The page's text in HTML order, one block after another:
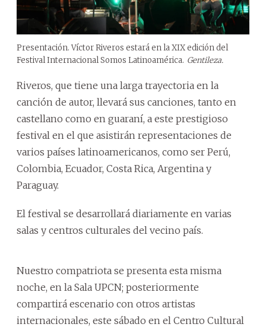
Presentación. Víctor Riveros estará en la XIX edición del
Festival Internacional Somos Latinoamérica. Gentileza.
Riveros, que tiene una larga trayectoria en la
canción de autor, llevará sus canciones, tanto en
castellano como en guaraní, a este prestigioso
festival en el que asistirán representaciones de
varios países latinoamericanos, como ser Perú,
Colombia, Ecuador, Costa Rica, Argentina y
Paraguay.
El festival se desarrollará diariamente en varias
salas y centros culturales del vecino país.
Nuestro compatriota se presenta esta misma
noche, en la Sala UPCN; posteriormente
compartirá escenario con otros artistas
internacionales, este sábado en el Centro Cultural